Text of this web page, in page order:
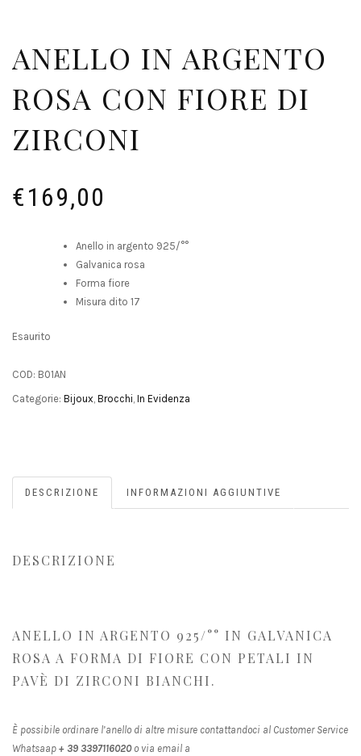
ANELLO IN ARGENTO
ROSA CON FIORE DI
ZIRCONI
€169,00
Anello in argento 925/°°
Galvanica rosa
Forma fiore
Misura dito 17
Esaurito
COD: B01AN
Categorie: Bijoux, Brocchi, In Evidenza
DESCRIZIONE INFORMAZIONI AGGIUNTIVE
DESCRIZIONE
ANELLO IN ARGENTO 925/°° IN GALVANICA
ROSA A FORMA DI FIORE CON PETALI IN
PAVÈ DI ZIRCONI BIANCHI.
È possibile ordinare l’anello di altre misure contattandoci al Customer Service
Whatsaap + 39 3397116020o via email a